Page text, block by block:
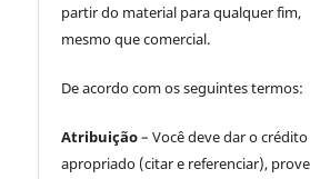
partir do material para qualquer fim,
mesmo que comercial.
De acordo com os seguintes termos:
Atribuição– Você deve dar o crédito
apropriado (citar e referenciar),